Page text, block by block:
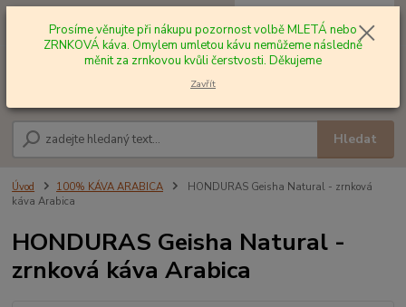
Hledat
+420 602 577 209 za0,00 Kč
Úvod 100% KÁVA ARABICA
HONDURAS Geisha Natural - zrnková
káva Arabica
HONDURAS Geisha Natural -
zrnková káva Arabica
Prosíme věnujte při nákupu pozornost volbě MLETÁ nebo
ZRNKOVÁ káva. Omylem umletou kávu nemůžeme následně
měnit za zrnkovou kvůli čerstvosti. Děkujeme
Zavřít